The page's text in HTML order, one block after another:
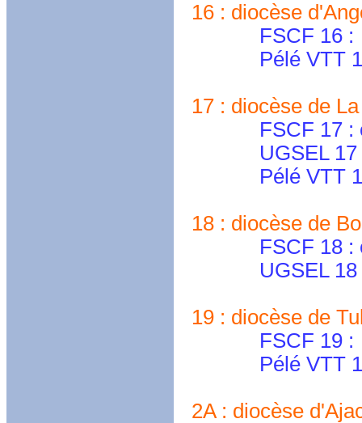
16 : diocèse
FSCF 16 :
Pélé VTT
17 : diocèse de
FSCF 17 :
UGSEL 17 :
Pélé VTT
18 : diocèse de
FSCF 18 :
UGSEL 18 :
19 : diocèse de
FSCF 19 :
Pélé VTT
2A : diocèse